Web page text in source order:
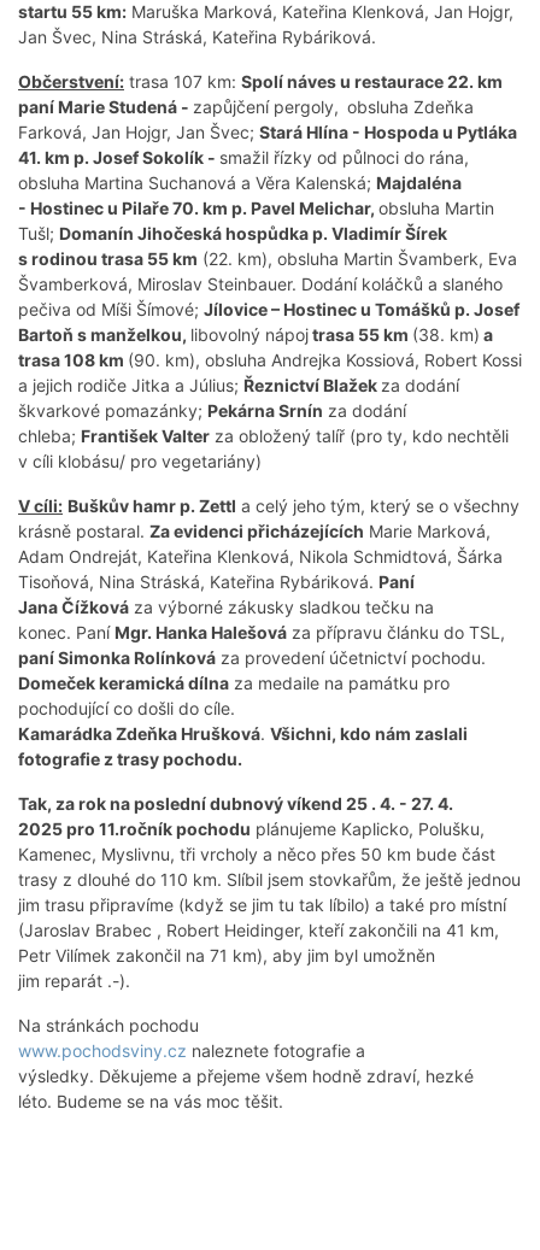
startu 55 km: Maruška Marková, Kateřina Klenková, Jan Hojgr,
Jan Švec, Nina Stráská, Kateřina Rybáriková.
Občerstvení: trasa 107 km: Spolí náves u restaurace 22. km
paní Marie Studená - zapůjčení pergoly, obsluha Zdeňka
Farková, Jan Hojgr, Jan Švec; Stará Hlína - Hospoda u Pytláka
41. km p. Josef Sokolík - smažil řízky od půlnoci do rána,
obsluha Martina Suchanová a Věra Kalenská; Majdaléna
- Hostinec u Pilaře 70. km p. Pavel Melichar, obsluha Martin
Tušl; Domanín Jihočeská hospůdka p. Vladimír Šírek
s rodinou trasa 55 km (22. km), obsluha Martin Švamberk, Eva
Švamberková, Miroslav Steinbauer. Dodání koláčků a slaného
pečiva od Míši Šímové; Jílovice – Hostinec u Tomášků p. Josef
Bartoň s manželkou, libovolný nápojtrasa 55 km (38. km) a
trasa 108 km (90. km), obsluha Andrejka Kossiová, Robert Kossi
a jejich rodiče Jitka a Július; Řeznictví Blažek za dodání
škvarkové pomazánky; Pekárna Srnín za dodání
chleba; František Valter za obložený talíř (pro ty, kdo nechtěli
v cíli klobásu/ pro vegetariány)
V cíli: Buškův hamr p. Zettl a celý jeho tým, který se o všechny
krásně postaral. Za evidenci přicházejících Marie Marková,
Adam Ondreját, Kateřina Klenková, Nikola Schmidtová, Šárka
Tisoňová, Nina Stráská, Kateřina Rybáriková. Paní
Jana Čížková za výborné zákusky sladkou tečku na
konec. Paní Mgr. Hanka Halešová za přípravu článku do TSL,
paní Simonka Rolínková za provedení účetnictví pochodu.
Domeček keramická dílna za medaile na památku pro
pochodující co došli do cíle.
Kamarádka Zdeňka Hrušková. Všichni, kdo nám zaslali
fotografie z trasy pochodu.
Tak, za rok na poslední dubnový víkend 25 . 4. - 27. 4.
2025 pro 11.ročník pochodu plánujeme Kaplicko, Polušku,
Kamenec, Myslivnu, tři vrcholy a něco přes 50 km bude část
trasy z dlouhé do 110 km. Slíbil jsem stovkařům, že ještě jednou
jim trasu připravíme (když se jim tu tak líbilo) a také pro místní
(Jaroslav Brabec , Robert Heidinger, kteří zakončili na 41 km,
Petr Vilímek zakončil na 71 km), aby jim byl umožněn
jim reparát .-).
Na stránkách pochodu
www.pochodsviny.cz naleznete fotografie a
výsledky. Děkujeme a přejeme všem hodně zdraví, hezké
léto. Budeme se na vás moc těšit.